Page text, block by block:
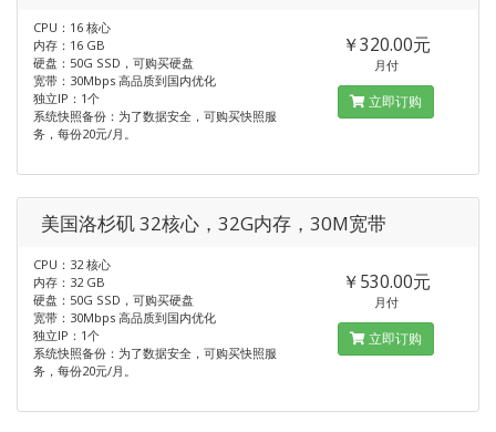
CPU：16 核心
内存：16 GB
硬盘：50G SSD，可购买硬盘
宽带：30Mbps 高品质到国内优化
独立IP：1个
系统快照备份：为了数据安全，可购买快照服
务，每份20元/月。
￥320.00元
月付
立即订购
美国洛杉矶 32核心，32G内存，30M宽带
CPU：32 核心
内存：32 GB
硬盘：50G SSD，可购买硬盘
宽带：30Mbps 高品质到国内优化
独立IP：1个
系统快照备份：为了数据安全，可购买快照服
务，每份20元/月。
￥530.00元
月付
立即订购